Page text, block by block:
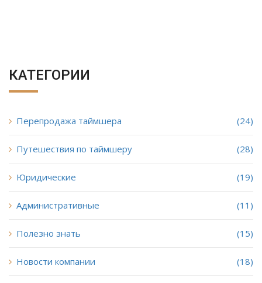
КАТЕГОРИИ
Перепродажа таймшера (24)
Путешествия по таймшеру (28)
Юридические (19)
Административные (11)
Полезно знать (15)
Новости компании (18)